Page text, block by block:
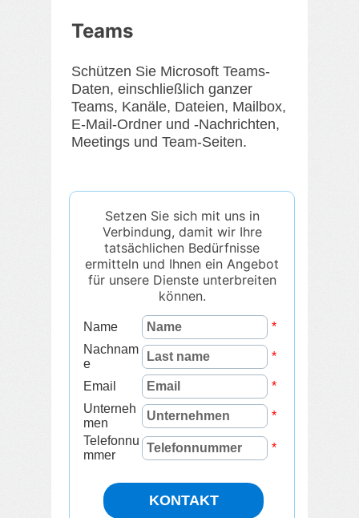
Name
*
Nachnam
e
*
Email
*
Unterneh
men
*
Telefonnu
mmer
*
Setzen Sie sich mit uns in
Verbindung, damit wir Ihre
tatsächlichen Bedürfnisse
ermitteln und Ihnen ein Angebot
für unsere Dienste unterbreiten
können.
Teams
Schützen Sie Microsoft Teams-
Daten, einschließlich ganzer
Teams, Kanäle, Dateien, Mailbox,
E-Mail-Ordner und -Nachrichten,
Meetings und Team-Seiten.
KONTAKT